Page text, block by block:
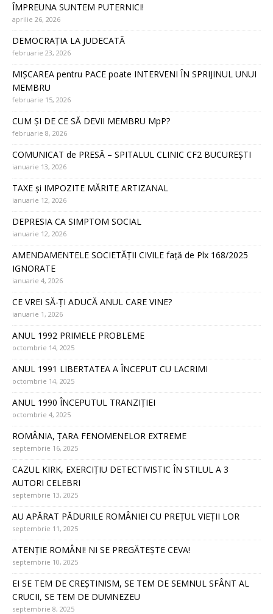
ÎMPREUNA SUNTEM PUTERNICI!
aprilie 26, 2026
DEMOCRAȚIA LA JUDECATĂ
februarie 23, 2026
MIȘCAREA pentru PACE poate INTERVENI ÎN SPRIJINUL UNUI
MEMBRU
februarie 15, 2026
CUM ȘI DE CE SĂ DEVII MEMBRU MpP?
februarie 8, 2026
COMUNICAT de PRESĂ – SPITALUL CLINIC CF2 BUCUREȘTI
ianuarie 13, 2026
TAXE și IMPOZITE MĂRITE ARTIZANAL
ianuarie 12, 2026
DEPRESIA CA SIMPTOM SOCIAL
ianuarie 12, 2026
AMENDAMENTELE SOCIETĂȚII CIVILE față de Plx 168/2025
IGNORATE
ianuarie 4, 2026
CE VREI SĂ-ȚI ADUCĂ ANUL CARE VINE?
ianuarie 1, 2026
ANUL 1992 PRIMELE PROBLEME
octombrie 14, 2025
ANUL 1991 LIBERTATEA A ÎNCEPUT CU LACRIMI
octombrie 14, 2025
ANUL 1990 ÎNCEPUTUL TRANZIȚIEI
octombrie 4, 2025
ROMÂNIA, ȚARA FENOMENELOR EXTREME
septembrie 16, 2025
CAZUL KIRK, EXERCIȚIU DETECTIVISTIC ÎN STILUL A 3
AUTORI CELEBRI
septembrie 13, 2025
AU APĂRAT PĂDURILE ROMÂNIEI CU PREȚUL VIEȚII LOR
septembrie 11, 2025
ATENȚIE ROMÂNI! NI SE PREGĂTEȘTE CEVA!
septembrie 10, 2025
EI SE TEM DE CREȘTINISM, SE TEM DE SEMNUL SFÂNT AL
CRUCII, SE TEM DE DUMNEZEU
septembrie 8, 2025